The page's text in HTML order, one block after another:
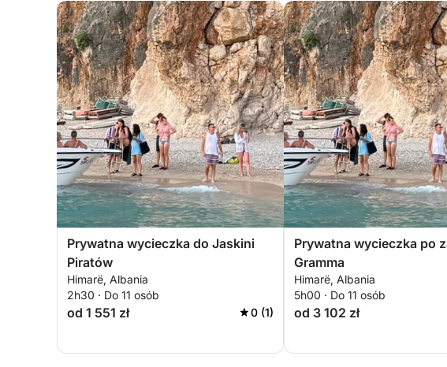
Prywatna wycieczka do Jaskini
Piratów
Himarë, Albania
2h30 · Do 11 osób
od 1 551 zł 0 (1)
Prywatna wycieczka po
Gramma
Himarë, Albania
5h00 · Do 11 osób
od 3 102 zł